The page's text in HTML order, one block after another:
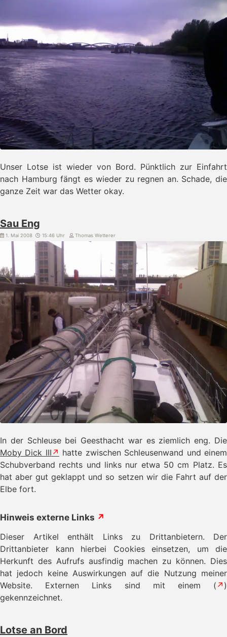
Unser Lotse ist wieder von Bord. Pünktlich zur Einfahrt
nach Hamburg fängt es wieder zu regnen an. Schade, die
ganze Zeit war das Wetter okay.
Sau Eng
1. Mai 2008 15:46 Uhr Thomas Wetterer
In der Schleuse bei Geesthacht war es ziemlich eng. Die
Moby Dick III
hatte zwischen Schleusenwand und einem
Schubverband rechts und links nur etwa 50 cm Platz. Es
hat aber gut geklappt und so setzen wir die Fahrt auf der
Elbe fort.
Hinweis externe Links ↗
Dieser Artikel enthält Links zu Drittanbietern. Der
Drittanbieter kann hierbei Cookies einsetzen, um die
Herkunft des Aufrufs ausfindig machen zu können. Dies
hat jedoch keine Auswirkungen auf die Nutzung meiner
Website. Externen Links sind mit einem ( ↗ )
gekennzeichnet.
Lotse an Bord